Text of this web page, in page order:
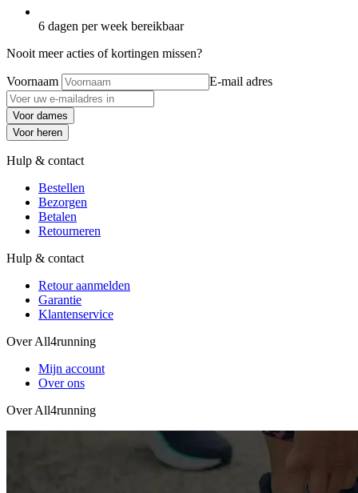
6 dagen per week bereikbaar
Nooit meer acties of kortingen missen?
Voornaam E-mail adres
Voor dames
Voor heren
Hulp & contact
Bestellen
Bezorgen
Betalen
Retourneren
Hulp & contact
Retour aanmelden
Garantie
Klantenservice
Over All4running
Mijn account
Over ons
Over All4running